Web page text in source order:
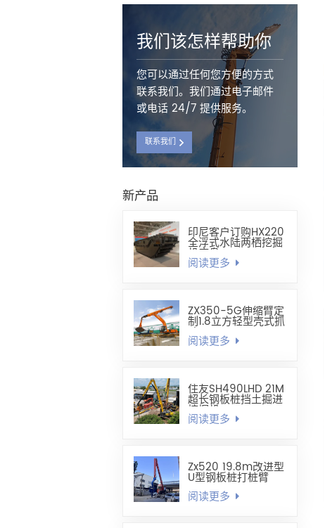
我们该怎样帮助你
您可以通过任何您方便的方式
联系我们。我们通过电子邮件
或电话 24/7 提供服务。
联系我们
新产品
印尼客户订购HX220
全浮式水陆两栖挖掘
机底盘
阅读更多
ZX350-5G伸缩臂定
制1.8立方轻型壳式抓
斗
阅读更多
住友SH490LHD 21M
超长钢板桩挡土掘进
挖掘机
阅读更多
Zx520 19.8m改进型
U型钢板桩打桩臂
阅读更多